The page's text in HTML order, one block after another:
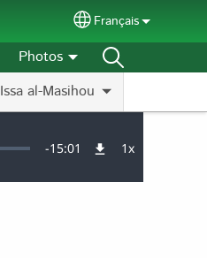
Select your
Français
Issa al-Masihou
Photos
Remaining
Time
-15:01 1xVitesse
lecture